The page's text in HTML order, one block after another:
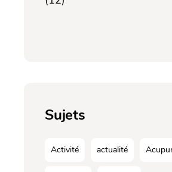
Sujets
Activité actualité